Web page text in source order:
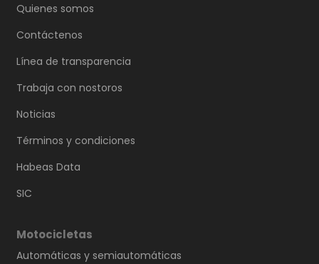
Quienes somos
Contáctenos
Línea de transparencia
Trabaja con nostoros
Noticias
Términos y condiciones
Habeas Data
SIC
Motocicletas
Automáticas y semiautomáticas